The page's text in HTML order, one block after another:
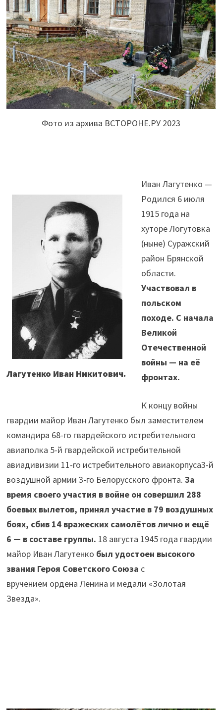
Фото из архива ВСТОРОНЕ.РУ 2023
Лагутенко Иван Никитович.
Иван Лагутенко —
Родился 6 июля
1915 года на
хуторе Логутовка
(ныне) Суражский
район Брянской
области.
Участвовал в
польском
походе. С начала
Великой
Отечественной
войны — на её
фронтах.
К концу войны
гвардии майор Иван Лагутенко был заместителем
командира 68-го гвардейского истребительного
авиаполка 5-й гвардейской истребительной
авиадивизии 11-го истребительного авиакорпуса3-й
воздушной армии 3-го Белорусского фронта. За
время своего участия в войне он совершил 288
боевых вылетов, принял участие в 79 воздушных
боях, сбив 14 вражеских самолётов лично и ещё
6 — в составе группы. 18 августа 1945 года гвардии
майор Иван Лагутенко был удостоен высокого
звания Героя Советского Союза с
вручением ордена Ленина и медали «Золотая
Звезда».